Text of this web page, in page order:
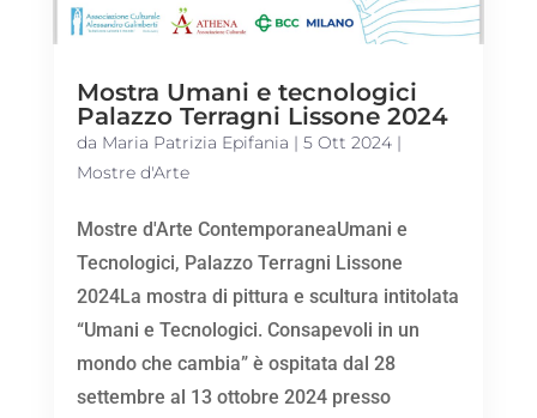
Mostra Umani e tecnologici
Palazzo Terragni Lissone 2024
da Maria Patrizia Epifania | 5 Ott 2024|
Mostre d'Arte
Mostre d'Arte ContemporaneaUmani e
Tecnologici, Palazzo Terragni Lissone
2024La mostra di pittura e scultura intitolata
“Umani e Tecnologici. Consapevoli in un
mondo che cambia” è ospitata dal 28
settembre al 13 ottobre 2024 presso